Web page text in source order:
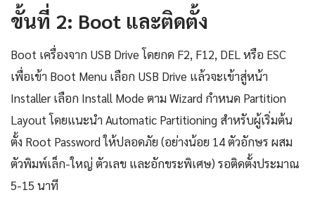
ขั้นที่ 2: Boot และติดตั้ง
Boot เครื่องจาก USB Drive โดยกด F2, F12, DEL หรือ ESC
เพื่อเข้า Boot Menu เลือก USB Drive แล้วจะเข้าสู่หน้า
Installer เลือก Install Mode ตาม Wizard กำหนด Partition
Layout โดยแนะนำ Automatic Partitioning สำหรับผู้เริ่มต้น
ตั้ง Root Password ให้ปลอดภัย (อย่างน้อย 14 ตัวอักษร ผสม
ตัวพิมพ์เล็ก-ใหญ่ ตัวเลข และอักขระพิเศษ) รอติดตั้งประมาณ
5-15 นาที